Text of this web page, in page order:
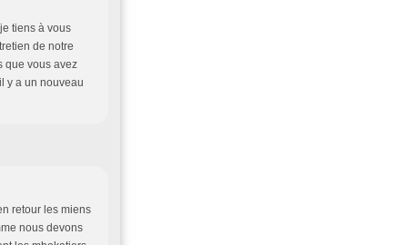
tiens à vous
de notre
que vous avez
y a un nouveau
retour les miens
nous devons